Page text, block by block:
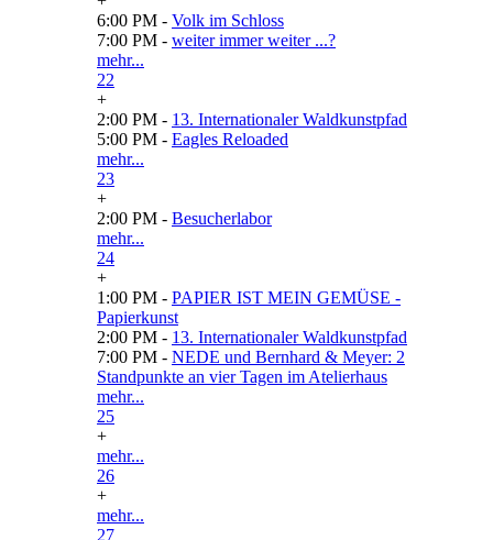
6:00 PM - Volk im Schloss
7:00 PM - weiter immer weiter ...?
mehr...
22
+
2:00 PM - 13. Internationaler Waldkunstpfad
5:00 PM - Eagles Reloaded
mehr...
23
+
2:00 PM - Besucherlabor
mehr...
24
+
1:00 PM - PAPIER IST MEIN GEMÜSE -
Papierkunst
2:00 PM - 13. Internationaler Waldkunstpfad
7:00 PM - NEDE und Bernhard & Meyer: 2
Standpunkte an vier Tagen im Atelierhaus
mehr...
25
+
mehr...
26
+
mehr...
27